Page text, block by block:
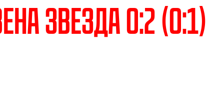
звезда 0:2 (0:1)